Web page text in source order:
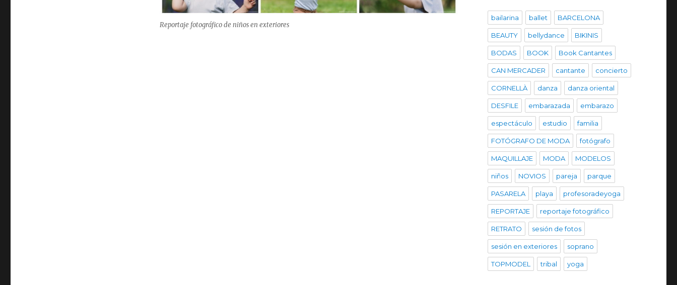
Reportaje fotográfico de niños en exteriores
bailarina ballet BARCELONA
BEAUTY bellydance BIKINIS
BODAS BOOK Book Cantantes
CAN MERCADER cantante concierto
CORNELLÀ danza danza oriental
DESFILE embarazada embarazo
espectáculo estudio familia
FOTÓGRAFO DE MODA fotógrafo
MAQUILLAJE MODA MODELOS
niños NOVIOS pareja parque
PASARELA playa profesoradeyoga
REPORTAJE reportaje fotográfico
RETRATO sesión de fotos
sesión en exteriores soprano
TOPMODEL tribal yoga